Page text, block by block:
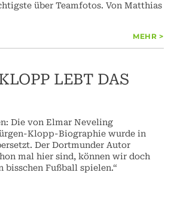
über Teamfotos. Von Matthias
MEHR >
LEBT DAS
Die von Elmar Neveling
Klopp-Biographie wurde in
Der Dortmunder Autor
mal hier sind, können wir doch
bisschen Fußball spielen.“